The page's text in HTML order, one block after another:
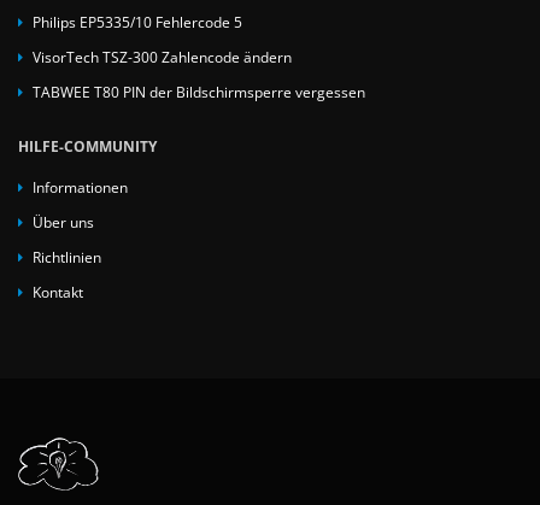
Philips EP5335/10 Fehlercode 5
VisorTech TSZ-300 Zahlencode ändern
TABWEE T80 PIN der Bildschirmsperre vergessen
HILFE-COMMUNITY
Informationen
Über uns
Richtlinien
Kontakt